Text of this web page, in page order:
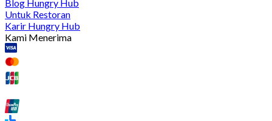
Blog Hungry Hub
Untuk Restoran
Karir Hungry Hub
Kami Menerima